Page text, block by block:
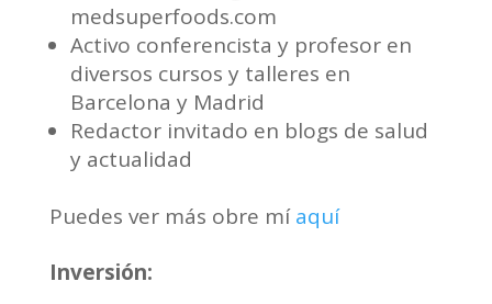
medsuperfoods.com
Activo conferencista y profesor en
diversos cursos y talleres en
Barcelona y Madrid
Redactor invitado en blogs de salud
y actualidad
Puedes ver más obre míaquí
Inversión: